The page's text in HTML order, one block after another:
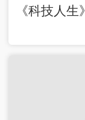
《科技人